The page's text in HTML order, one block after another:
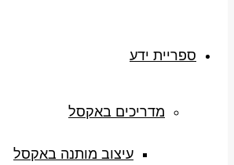
ספריית ידע
מדריכים באקסל
עיצוב מותנה באקסל